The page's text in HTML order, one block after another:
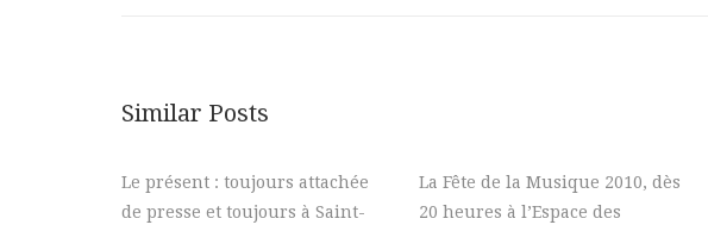
Similar Posts
Le présent : toujours attachée
de presse et toujours à Saint-
La Fête de la Musique 2010, dès
20 heures à l’Espace des